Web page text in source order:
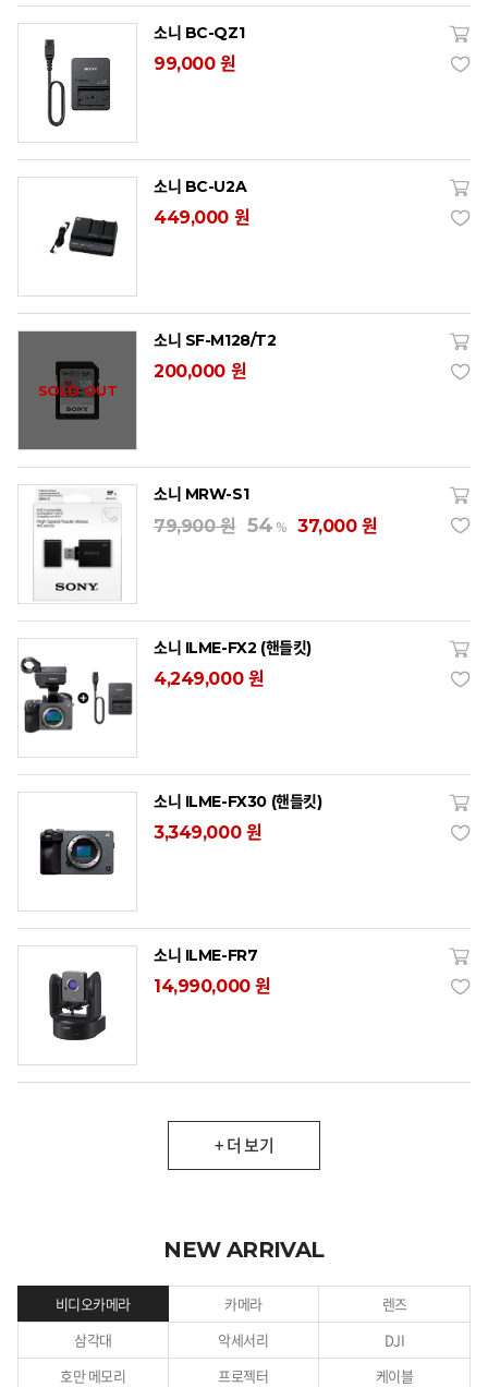
소니 BC-QZ1
99,000 원
소니 BC-U2A
449,000 원
SOLD OUT
소니 SF-M128/T2
200,000 원
소니 MRW-S1
79,900 원 54 % 37,000 원
소니 ILME-FX2 (핸들킷)
4,249,000 원
소니 ILME-FX30 (핸들킷)
3,349,000 원
소니 ILME-FR7
14,990,000 원
+ 더 보기
NEW ARRIVAL
비디오카메라 카메라
렌즈
삼각대
악세서리
DJI
호만 메모리
프로젝터 케이블